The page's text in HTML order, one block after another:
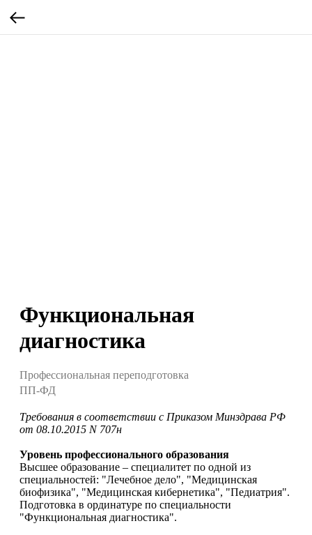
Функциональная
диагностика
Профессиональная переподготовка
ПП-ФД
Требования в соответствии с Приказом Минздрава РФ
от 08.10.2015 N 707н
Уровень профессионального образования
Высшее образование – специалитет по одной из
специальностей: "Лечебное дело", "Медицинская
биофизика", "Медицинская кибернетика", "Педиатрия".
Подготовка в ординатуре по специальности
"Функциональная диагностика".